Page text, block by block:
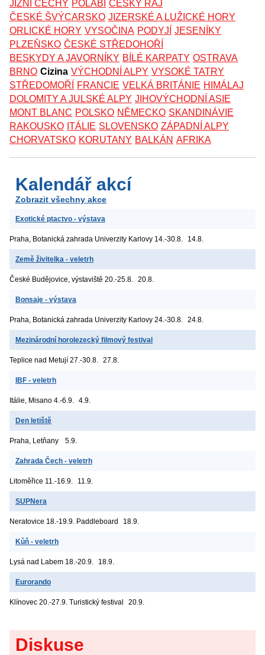
JIŽNÍ ČECHY POLABÍ ČESKÝ RÁJ
ČESKÉ ŠVÝCARSKO JIZERSKÉ A LUŽICKÉ HORY
ORLICKÉ HORY VYSOČINA PODYJÍ JESENÍKY
PLZEŇSKO ČESKÉ STŘEDOHOŘÍ
BESKYDY A JAVORNÍKY BÍLÉ KARPATY OSTRAVA
BRNO Cizina VÝCHODNÍ ALPY VYSOKÉ TATRY
STŘEDOMOŘÍ
FRANCIE VELKÁ BRITÁNIE HIMÁLAJ
DOLOMITY A JULSKÉ ALPY JIHOVÝCHODNÍ ASIE
MONT BLANC POLSKO NĚMECKO SKANDINÁVIE
RAKOUSKO ITÁLIE SLOVENSKO ZÁPADNÍ ALPY
CHORVATSKO KORUTANY BALKÁN AFRIKA
Kalendář akcí
Zobrazit všechny akce
Exotické ptactvo - výstava
Praha, Botanická zahrada Univerzity Karlovy 14.-30.8. 14.8.
Země živitelka - veletrh
České Budějovice, výstaviště 20.-25.8. 20.8.
Bonsaje - výstava
Praha, Botanická zahrada Univerzity Karlovy 24.-30.8. 24.8.
Mezinárodní horolezecký filmový festival
Teplice nad Metují 27.-30.8. 27.8.
IBF - veletrh
Itálie, Misano 4.-6.9. 4.9.
Den letiště
Praha, Letňany 5.9.
Zahrada Čech - veletrh
Litoměřice 11.-16.9. 11.9.
SUPNera
Neratovice 18.-19.9. Paddleboard 18.9.
Kůň - veletrh
Lysá nad Labem 18.-20.9. 18.9.
Eurorando
Klínovec 20.-27.9. Turistický festival 20.9.
Diskuse